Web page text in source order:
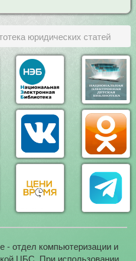
юридических статей
- отдел компьютеризации и